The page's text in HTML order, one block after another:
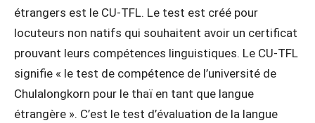
étrangers est le CU-TFL. Le test est créé pour
locuteurs non natifs qui souhaitent avoir un certificat
prouvant leurs compétences linguistiques. Le CU-TFL
signifie « le test de compétence de l’université de
Chulalongkorn pour le thaï en tant que langue
étrangère ». C’est le test d’évaluation de la langue